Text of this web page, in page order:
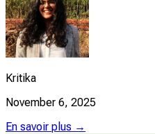
Kritika
November 6, 2025
En savoir plus →